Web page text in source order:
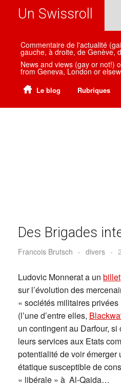
Un Swissroll
Commentaire de l'actualité
gauche, à droite, de Genève,
News and views (gay or not!)
from Geneva, London or
Le blog Rubriques
Des Brigades
Francois Brutsch - divers -
Ludovic Monnerat a un billet
sur l’évolution des
« sociétés militaires
(l’une d’entre elles,
un contingent au Darfour,
leurs services aux Etats
potentialité de voir
étatique susceptible de
« libérale » à Al-Qaida…